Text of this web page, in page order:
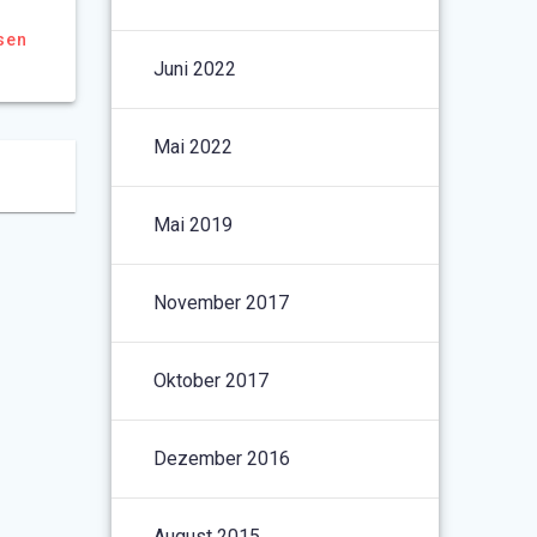
Juni 2022
Mai 2022
Mai 2019
November 2017
Oktober 2017
Dezember 2016